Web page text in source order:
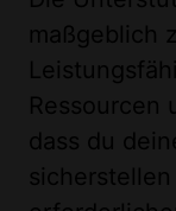
maßgeblich
Ressourcen
dass du